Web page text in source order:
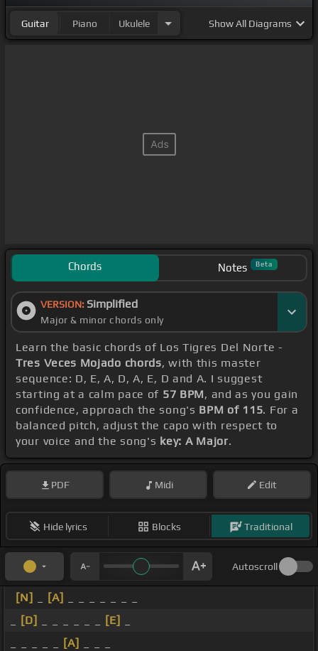
Guitar Piano Ukulele ShowAll Diagrams
Chords Notes Beta
VERSION: Simplified
Major & minor chords only
Learn the basic chords of Los Tigres Del Norte -
Tres Veces Mojado chords, with this master
sequence: D, E, A, D, A, E, D and A. I suggest
starting at a calm pace of 57 BPM, and as you gain
confidence, approach the song's BPM of 115. For a
balanced pitch, adjust the capo with respect to
your voice and the song's key: A Major.
PDF Midi Edit
Hide lyrics Blocks Traditional
Autoscroll
[N] [A]
[D] [E]
[A]